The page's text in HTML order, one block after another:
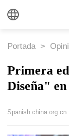
Portada >
Primera
Diseña"
Spanish.china.org.cn